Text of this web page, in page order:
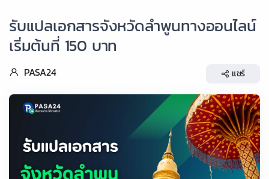
รับแปลเอกสารจังหวัดลำพูนทางออนไลน์
เริ่มต้นที่ 150 บาท
PASA24 แชร์